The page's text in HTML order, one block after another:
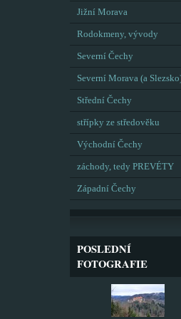
Jižní Morava
Rodokmeny, vývody
Severní Čechy
Severní Morava (a
Střední Čechy
střípky ze středověku
Východní Čechy
záchody, tedy PREVÉTY
Západní Čechy
POSLEDNÍ
FOTOGRAFIE